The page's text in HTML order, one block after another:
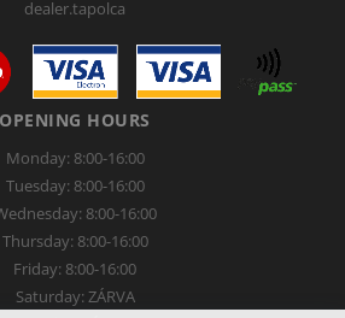
dealer.tapolca
OPENING HOURS
Monday: 8:00-16:00
Tuesday: 8:00-16:00
8:00-16:00
Thursday: 8:00-16:00
Friday: 8:00-16:00
Saturday: ZÁRVA